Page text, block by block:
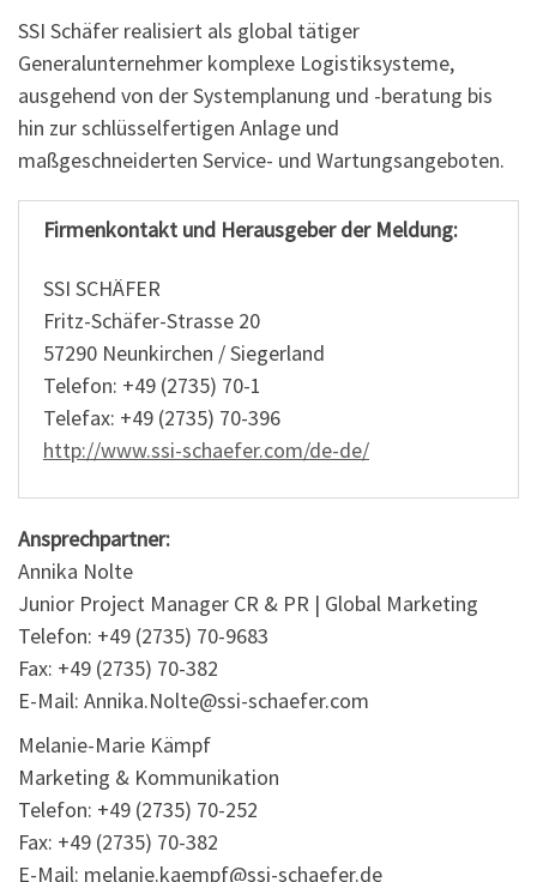
SSI Schäfer realisiert als global tätiger
Generalunternehmer komplexe Logistiksysteme,
ausgehend von der Systemplanung und -beratung bis
hin zur schlüsselfertigen Anlage und
maßgeschneiderten Service- und Wartungsangeboten.
Firmenkontakt und Herausgeber der Meldung:
SSI SCHÄFER
Fritz-Schäfer-Strasse 20
57290 Neunkirchen / Siegerland
Telefon: +49 (2735) 70-1
Telefax: +49 (2735) 70-396
http://www.ssi-schaefer.com/de-de/
Ansprechpartner:
Annika Nolte
Junior Project Manager CR & PR | Global Marketing
Telefon: +49 (2735) 70-9683
Fax: +49 (2735) 70-382
E-Mail: Annika.Nolte@ssi-schaefer.com
Melanie-Marie Kämpf
Marketing & Kommunikation
Telefon: +49 (2735) 70-252
Fax: +49 (2735) 70-382
E-Mail: melanie.kaempf@ssi-schaefer.de